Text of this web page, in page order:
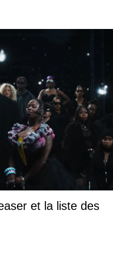
et la liste des